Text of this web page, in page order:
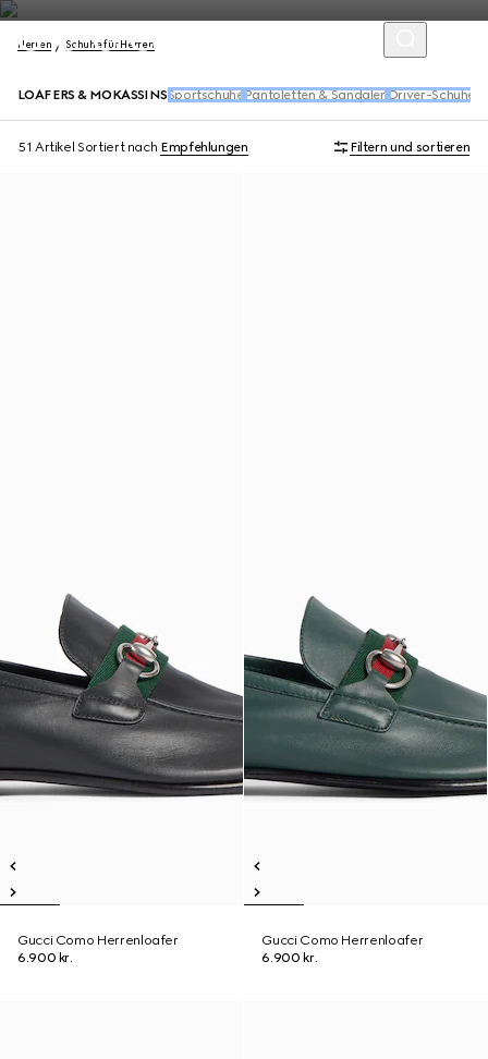
Herren Schuhe für Herren
LOAFERS & MOKASSINS Sportschuhe Pantoletten & Sandalen Driver-Schuhe
51 Artikel Sortiert nach Empfehlungen Filtern und sortieren
Gucci Como Herrenloafer
6.900 kr.
Gucci Como Herrenloafer
6.900 kr.